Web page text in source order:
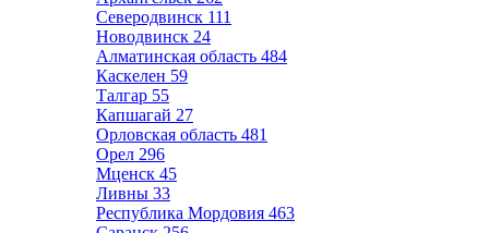
Северодвинск 111
Новодвинск 24
Алматинская область 484
Каскелен 59
Талгар 55
Капшагай 27
Орловская область 481
Орел 296
Мценск 45
Ливны 33
Республика Мордовия 463